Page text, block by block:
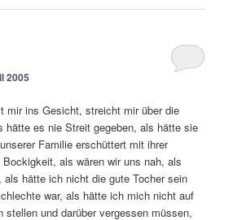
2005
mir ins Gesicht, streicht mir über die
hätte es nie Streit gegeben, als hätte sie
Familie erschüttert mit ihrer
als wären wir uns nah, als
hätte ich nicht die gute Tocher sein
war, als hätte ich mich nicht auf
stellen und darüber vergessen müssen,